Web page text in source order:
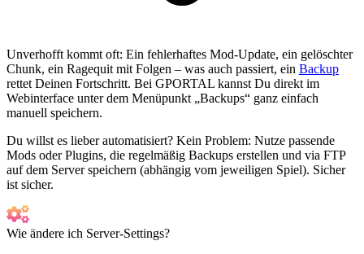
Unverhofft kommt oft: Ein fehlerhaftes Mod-Update, ein gelöschter
Chunk, ein Ragequit mit Folgen – was auch passiert, ein Backup
rettet Deinen Fortschritt. Bei GPORTAL kannst Du direkt im
Webinterface unter dem Menüpunkt „Backups“ ganz einfach
manuell speichern.
Du willst es lieber automatisiert? Kein Problem: Nutze passende
Mods oder Plugins, die regelmäßig Backups erstellen und via FTP
auf dem Server speichern (abhängig vom jeweiligen Spiel). Sicher
ist sicher.
Wie ändere ich Server-Settings?